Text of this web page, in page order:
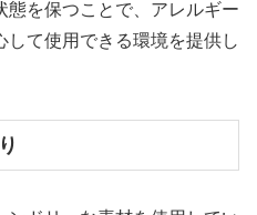
態を保つことで、アレルギー
て使用できる環境を提供し